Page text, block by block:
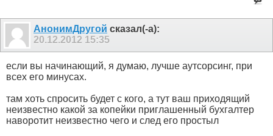
АнонимДругой сказал(-а):
20.12.2012 15:35
если вы начинающий, я думаю, лучше аутсорсинг, при
всех его минусах.
там хоть спросить будет с кого, а тут ваш приходящий
неизвестно какой за копейки приглашенный бухгалтер
наворотит неизвестно чего и след его простыл